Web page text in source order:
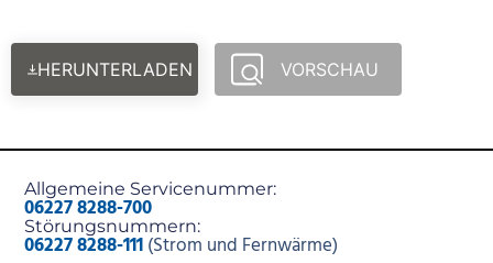
HERUNTERLADEN VORSCHAU
Allgemeine Servicenummer:
06227 8288-700
Störungsnummern:
06227 8288-111(Strom und Fernwärme)